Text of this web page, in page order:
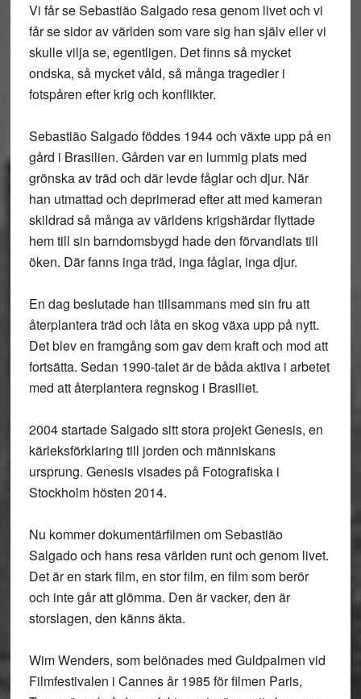
Vi får se Sebastião Salgado resa genom livet och vi
får se sidor av världen som vare sig han själv eller vi
skulle vilja se, egentligen. Det finns så mycket
ondska, så mycket våld, så många tragedier i
fotspåren efter krig och konflikter.
Sebastião Salgado föddes 1944 och växte upp på en
gård i Brasilien. Gården var en lummig plats med
grönska av träd och där levde fåglar och djur. När
han utmattad och deprimerad efter att med kameran
skildrad så många av världens krigshärdar flyttade
hem till sin barndomsbygd hade den förvandlats till
öken. Där fanns inga träd, inga fåglar, inga djur.
En dag beslutade han tillsammans med sin fru att
återplantera träd och låta en skog växa upp på nytt.
Det blev en framgång som gav dem kraft och mod att
fortsätta. Sedan 1990-talet är de båda aktiva i arbetet
med att återplantera regnskog i Brasiliet.
2004 startade Salgado sitt stora projekt Genesis, en
kärleksförklaring till jorden och människans
ursprung. Genesis visades på Fotografiska i
Stockholm hösten 2014.
Nu kommer dokumentärfilmen om Sebastião
Salgado och hans resa världen runt och genom livet.
Det är en stark film, en stor film, en film som berör
och inte går att glömma. Den är vacker, den är
storslagen, den känns äkta.
Wim Wenders, som belönades med Guldpalmen vid
Filmfestivalen i Cannes år 1985 för filmen Paris,